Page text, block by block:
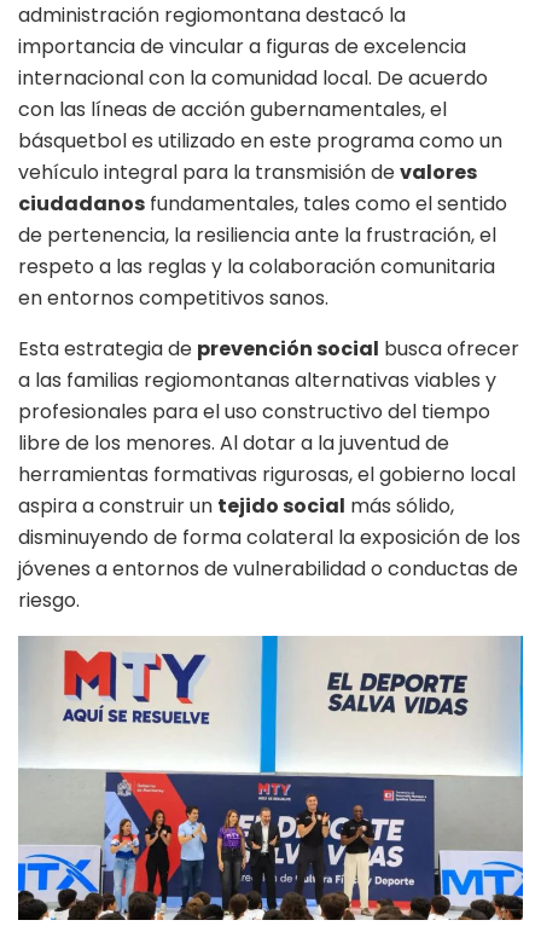
administración regiomontana destacó la
importancia de vincular a figuras de excelencia
internacional con la comunidad local. De acuerdo
con las líneas de acción gubernamentales, el
básquetbol es utilizado en este programa como un
vehículo integral para la transmisión devalores
ciudadanos fundamentales, tales como el sentido
de pertenencia, la resiliencia ante la frustración, el
respeto a las reglas y la colaboración comunitaria
en entornos competitivos sanos.
Esta estrategia de prevención social busca ofrecer
a las familias regiomontanas alternativas viables y
profesionales para el uso constructivo del tiempo
libre de los menores. Al dotar a la juventud de
herramientas formativas rigurosas, el gobierno local
aspira a construir un tejido social más sólido,
disminuyendo de forma colateral la exposición de los
jóvenes a entornos de vulnerabilidad o conductas de
riesgo.